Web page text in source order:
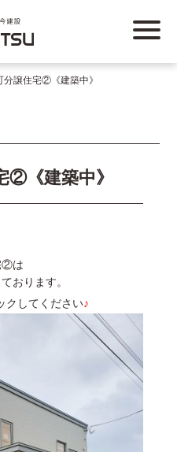
分譲住宅②《建築中》
②《建築中》
②は
おります。
クしてください♪